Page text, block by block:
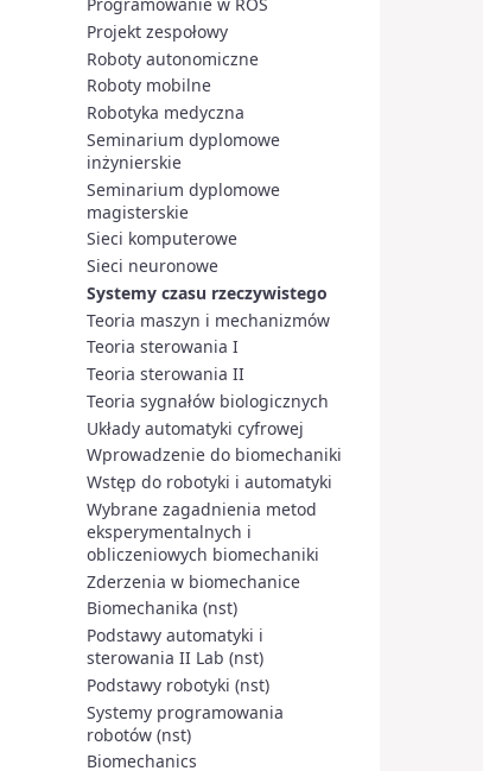
Projekt zespołowy
Roboty autonomiczne
Roboty mobilne
Robotyka medyczna
Seminarium dyplomowe
inżynierskie
Seminarium dyplomowe
magisterskie
Sieci komputerowe
Sieci neuronowe
Systemy czasu rzeczywistego
Teoria maszyn i mechanizmów
Teoria sterowania I
Teoria sterowania II
Teoria sygnałów biologicznych
Układy automatyki cyfrowej
Wprowadzenie do biomechaniki
Wstęp do robotyki i automatyki
Wybrane zagadnienia metod
eksperymentalnych i
obliczeniowych biomechaniki
Zderzenia w biomechanice
Biomechanika (nst)
Podstawy automatyki i
sterowania II Lab (nst)
Podstawy robotyki (nst)
Systemy programowania
robotów (nst)
Biomechanics